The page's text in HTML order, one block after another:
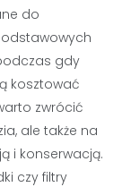
do
gdy
kosztować
zwrócić
ale także na
i konserwacją.
czy filtry